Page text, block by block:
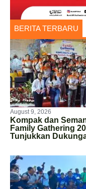
BERITA TERBARU
August 9, 2026
Kompak dan
Family Gathering
Tunjukkan